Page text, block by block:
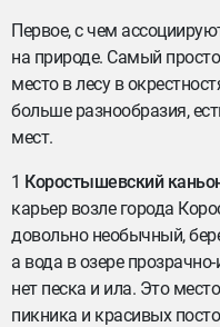
Первое, с чем
на природе. Самый
место в лесу в
больше разнообразия,
мест.
1 Коростышевский
карьер возле города
довольно необычный,
а вода в озере
нет песка и ила. Это
пикника и красивых